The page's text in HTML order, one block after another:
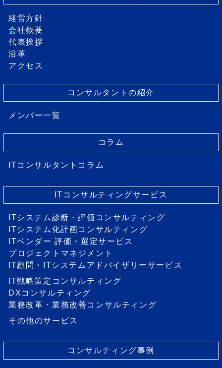
経営方針
会社概要
代表挨拶
沿革
アクセス
コンサルタントの紹介
メンバー一覧
コラム
ITコンサルタントコラム
ITコンサルティングサービス
ITシステム診断・評価コンサルティング
ITシステム化計画コンサルティング
ITベンダー 評価・選定サービス
プロジェクトマネジメント
IT顧問・ITシステムアドバイザリーサービス
IT戦略策定コンサルティング
DXコンサルティング
業務改革・業務改善コンサルティング
その他のサービス
コンサルティング事例